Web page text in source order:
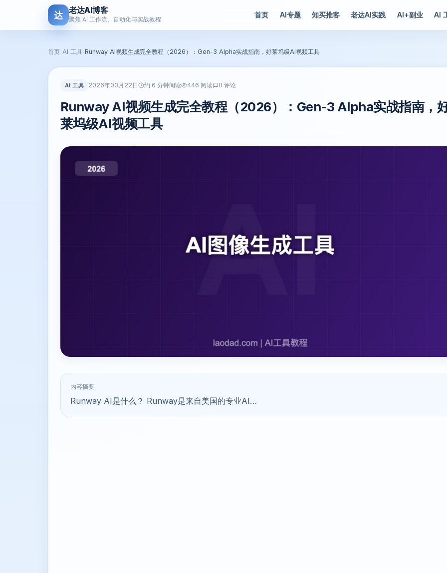
达 老达AI博客
聚焦 AI 工作流、自动化与实战教程
首页 AI专题 知买推客 老达AI实践 AI+副业 AI
首页 AI 工具 Runway AI视频生成完全教程（2026）：Gen-3 Alpha实战指南，好莱坞级AI视频工具
AI 工具 2026年03月22日 约 6 分钟阅读 446 阅读 0 评论
Runway AI视频生成完全教程（2026）：Gen-3 Alpha实战指南，
莱坞级AI视频工具
内容摘要
Runway AI是什么？ Runway是来自美国的专业AI…